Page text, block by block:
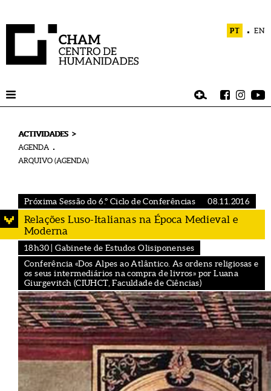
PT EN
ACTIVIDADES >
AGENDA
ARQUIVO (AGENDA)
Próxima Sessão do 6.º Ciclo de Conferências 08.11.2016
Relações Luso-Italianas na Época Medieval e
Moderna
18h30 | Gabinete de Estudos Olisiponenses
Conferência «Dos Alpes ao Atlântico. As ordens religiosas e
os seus intermediários na compra de livros» por Luana
Giurgevitch (CIUHCT, Faculdade de Ciências)